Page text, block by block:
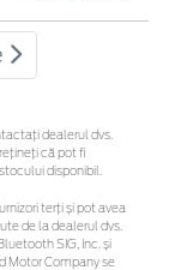
dealerul dvs.
că pot fi
disponibil.
terți și pot avea
de la dealerul dvs.
SIG, Inc. și
Motor Company se